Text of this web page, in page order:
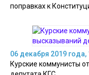
поправках к
06 декабря 2019 года,
Курские коммунисты